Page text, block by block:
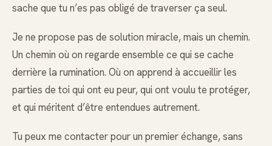
sache que tu n’es pas obligé de traverser ça seul.
Je ne propose pas de solution miracle, mais un chemin.
Un chemin où on regarde ensemble ce qui se cache
derrière la rumination. Où on apprend à accueillir les
parties de toi qui ont eu peur, qui ont voulu te protéger,
et qui méritent d’être entendues autrement.
Tu peux me contacter pour un premier échange, sans